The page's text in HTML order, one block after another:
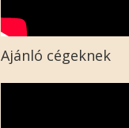
Ajánló cégeknek